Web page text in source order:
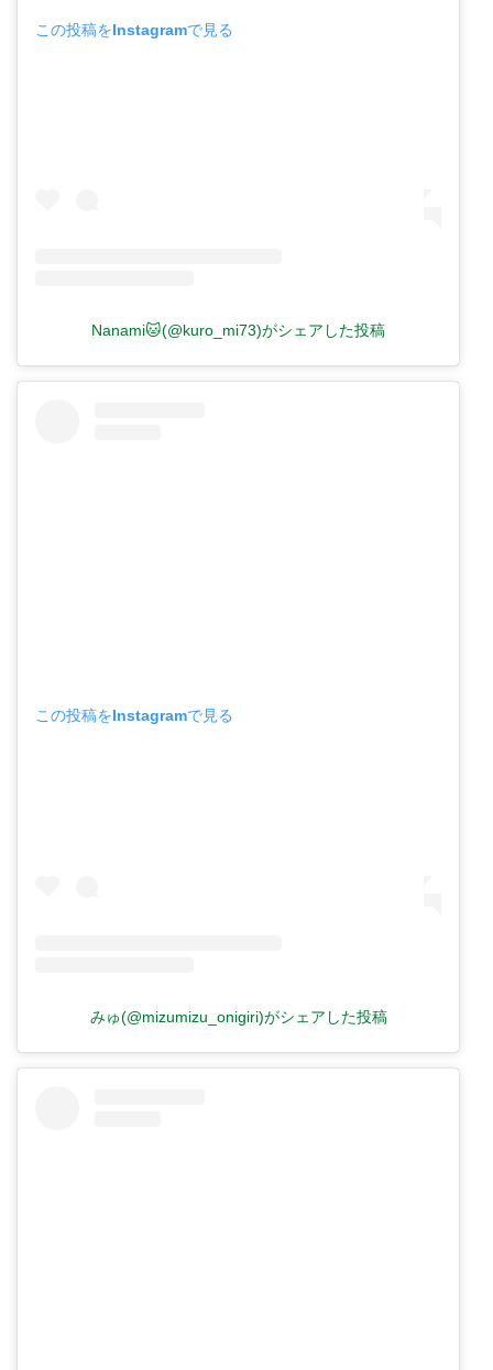
この投稿をInstagramで見る
Nanami🐱(@kuro_mi73)がシェアした投稿
この投稿をInstagramで見る
みゅ(@mizumizu_onigiri)がシェアした投稿